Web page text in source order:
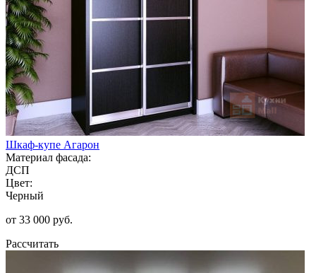
Шкаф-купе Агарон
Материал фасада:
ДСП
Цвет:
Черный
от 33 000 руб.
Рассчитать